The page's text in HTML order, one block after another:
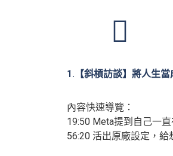
1.【斜槓訪談】將人生
內容快速導覽：
19:50 Meta提到自己一
56:20 活出原廠設定，